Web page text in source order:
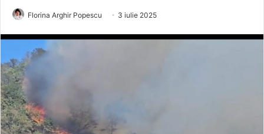
Florina Arghir Popescu 3 iulie 2025